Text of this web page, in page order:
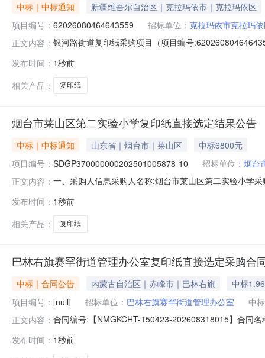
中标｜中标通知
新疆维吾尔自治区｜克拉玛依市｜克拉玛依区
项目编号： 62026080464643559 招标单位： 克拉玛依市克拉玛
正文内容： 银河路街道复印纸采购项目（项目编号
2026-08-0720:00二、采购单位信息采购单位名称：克
发布时间： 1秒前
相关产品：
复印纸
烟台市莱山区第二实验小学复印纸直接选定结果公告
中标｜中标通知 山东省｜烟台市｜莱山区
中标6800元
项目编号： SDGP370000000202501005878-10 招标单位： 烟台
正文内容： 一、采购人信息采购人名称:烟台市莱山区第二实验小学
实验小学采购订单框架协议合同授予阶段项目编号
发布时间： 1秒前
相关产品：
复印纸
巴林右旗赛罕街道管理办公室复印纸直接选定采购合
中标｜合同公告 内蒙古自治区｜赤峰市｜巴林右旗
中标
项目编号： [null] 招标单位： 巴林右旗赛罕街道管理办公室
中
正文内容： 合同编号:【NMGKCHT-150423-202608318015】合同
信息：主要标的名称：奥驰智选美印A475g规格型号（
发布时间： 1秒前